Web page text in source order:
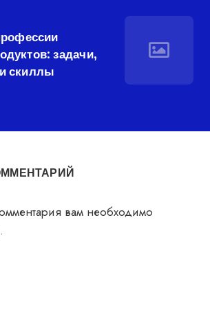
задачи,
скиллы
вам необходимо
.